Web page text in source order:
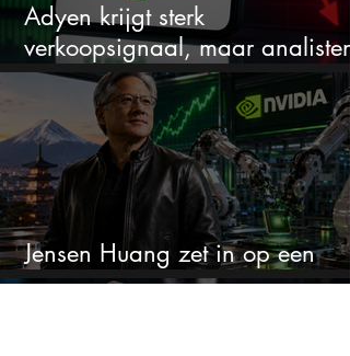
Adyen krijgt sterk
verkoopsignaal, maar analisten
zien juist een koopkans
Jensen Huang zet in op een
aandeel dat bijna niemand kent